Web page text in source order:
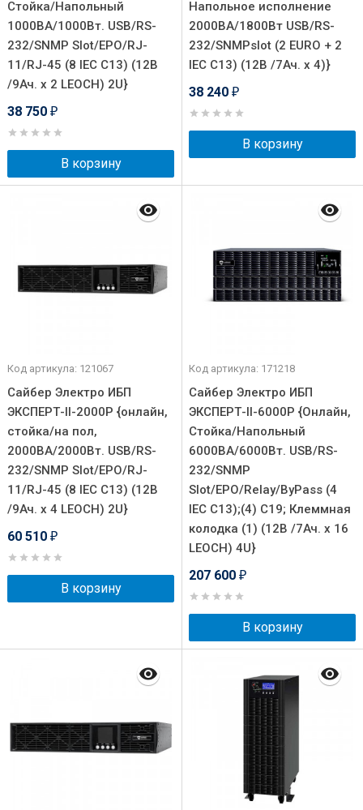
Стойка/Напольный
1000ВА/1000Вт. USB/RS-
232/SNMP Slot/EPO/RJ-
11/RJ-45 (8 IEC С13) (12В
/9Ач. х 2 LEOCH) 2U}
38 750 ₽
В корзину
Напольное исполнение
2000ВА/1800Вт USB/RS-
232/SNMPslot (2 EURO + 2
IEC С13) (12В /7Ач. х 4)}
38 240 ₽
В корзину
Код артикула: 121067
Сайбер Электро ИБП
ЭКСПЕРТ-II-2000Р {онлайн,
стойка/на пол,
2000ВА/2000Вт. USB/RS-
232/SNMP Slot/EPO/RJ-
11/RJ-45 (8 IEC С13) (12В
/9Ач. х 4 LEOCH) 2U}
60 510 ₽
В корзину
Код артикула: 171218
Сайбер Электро ИБП
ЭКСПЕРТ-II-6000P {Онлайн,
Стойка/Напольный
6000ВА/6000Вт. USB/RS-
232/SNMP
Slot/EPO/Relay/ByPass (4
IEC С13);(4) C19; Клеммная
колодка (1) (12В /7Ач. х 16
LEOCH) 4U}
207 600 ₽
В корзину